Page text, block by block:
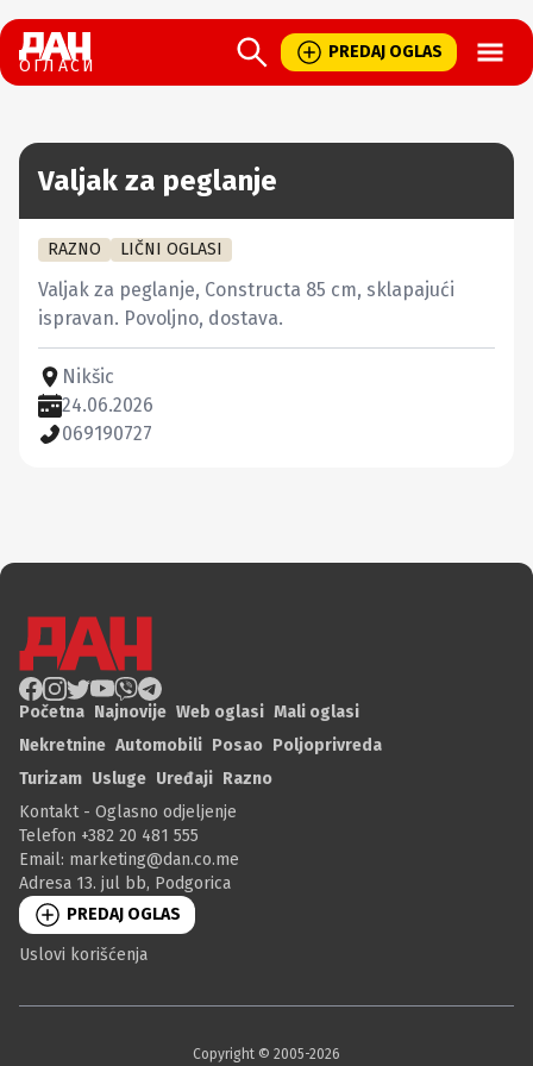
ОГЛАСИ
PREDAJ OGLAS
Valjak za peglanje
RAZNO LIČNI OGLASI
Valjak za peglanje, Constructa 85 cm, sklapajući
ispravan. Povoljno, dostava.
Nikšic
24.06.2026
069190727
Početna Najnovije Web oglasi Mali oglasi
Nekretnine Automobili Posao Poljoprivreda
Turizam Usluge Uređaji Razno
Kontakt - Oglasno odjeljenje
Telefon +382 20 481 555
Email: marketing@dan.co.me
Adresa 13. jul bb, Podgorica
PREDAJ OGLAS
Uslovi korišćenja
Copyright © 2005-2026